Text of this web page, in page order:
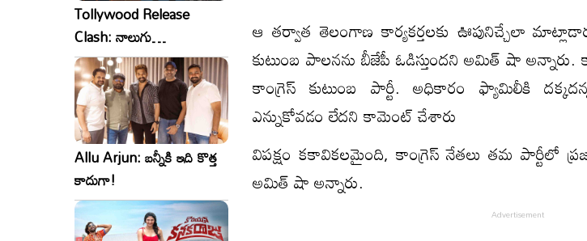
Tollywood Release
Clash: నాలుగు
సినిమాలు..ఒకేసారి..ఎందుకో?
Allu Arjun: బన్నీకి ఇది కొత్త
కాదుగా!
ఆ త‌ర్వాత తెలంగాణ కార్య‌క‌ర్త‌లకు ఊపునిచ్చేలా
కుటుంబ పాలనను బీజేపీ ఓడిస్తుంద‌ని అమిత్ షా అన్నారు.
కాంగ్రెస్ కుటుంబ పార్టీ. అధికారం ఫ్యామిలీకి
ఎన్నుకోవడం లేద‌ని కామెంట్ చేశారు
విప‌క్షం క‌కావిక‌ల‌మైంది, కాంగ్రెస్ నేత‌లు తమ పార్టీలో
అమిత్ షా అన్నారు.